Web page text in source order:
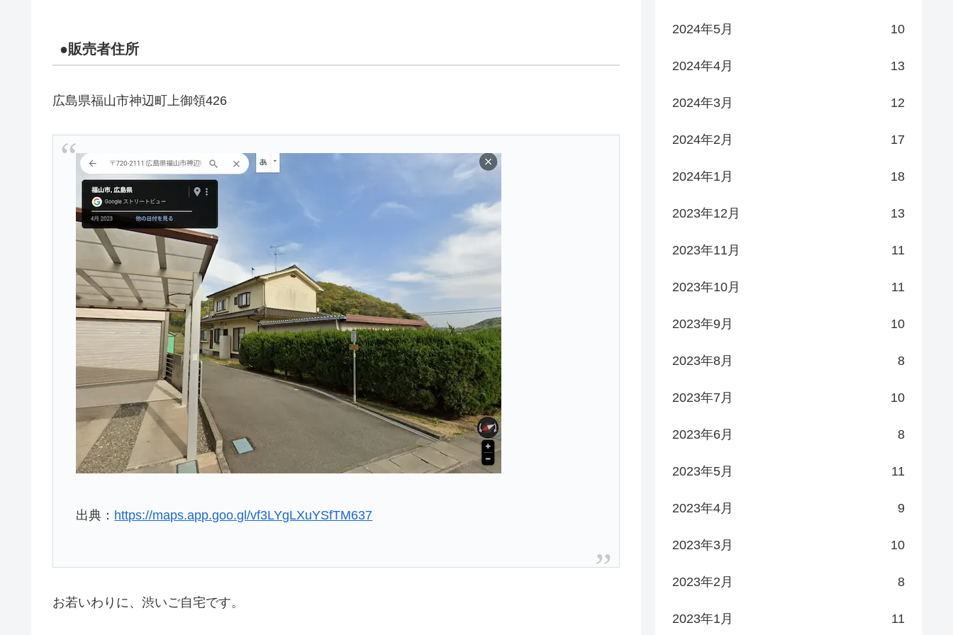
●販売者住所
広島県福山市神辺町上御領426
出典： https://maps.app.goo.gl/vf3LYgLXuYSfTM637
お若いわりに、渋いご自宅です。
2024年5月 10
2024年4月 13
2024年3月 12
2024年2月 17
2024年1月 18
2023年12月 13
2023年11月 11
2023年10月 11
2023年9月 10
2023年8月 8
2023年7月 10
2023年6月 8
2023年5月 11
2023年4月 9
2023年3月 10
2023年2月 8
2023年1月 11